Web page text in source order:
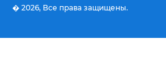
� 2026, Все права защищены.